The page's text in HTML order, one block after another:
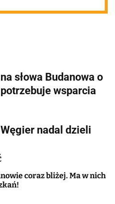
swoje
W
nóż
słowa Budanowa o
wsparcia
nadal dzieli
coraz bliżej. Ma w nich